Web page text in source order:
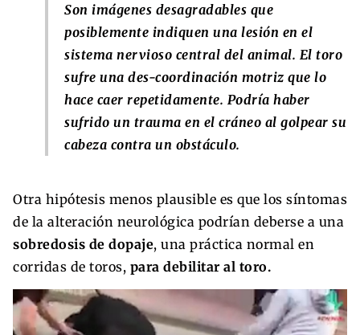
Son imágenes desagradables que
posiblemente indiquen una lesión en el
sistema nervioso central del animal. El toro
sufre una des-coordinación motriz que lo
hace caer repetidamente. Podría haber
sufrido un trauma en el cráneo al golpear su
cabeza contra un obstáculo.
Otra hipótesis menos plausible es que los síntomas
de la alteración neurológica podrían deberse a una
sobredosis de dopaje, una práctica normal en
corridas de toros, para debilitar al toro.